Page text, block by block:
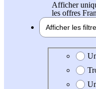
Afficher
les offres
Afficher les
Date de